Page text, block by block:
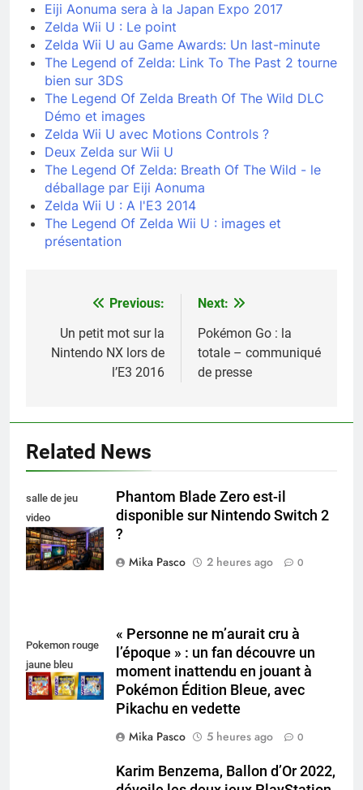
Eiji Aonuma sera à la Japan Expo 2017
Zelda Wii U : Le point
Zelda Wii U au Game Awards: Un last-minute
The Legend of Zelda: Link To The Past 2 tourne
bien sur 3DS
The Legend Of Zelda Breath Of The Wild DLC
Démo et images
Zelda Wii U avec Motions Controls ?
Deux Zelda sur Wii U
The Legend Of Zelda: Breath Of The Wild - le
déballage par Eiji Aonuma
Zelda Wii U : A l'E3 2014
The Legend Of Zelda Wii U : images et
présentation
Navigation
de
Previous:
Un petit mot sur la
Nintendo NX lors de
l’E3 2016
Next:
Pokémon Go : la
totale – communiqué
de presse
Related News
salle de jeu
video
collectionneur
Phantom Blade Zero est-il
disponible sur Nintendo Switch 2
?
Mika Pasco
2 heures ago 0
Pokemon rouge
jaune bleu
« Personne ne m’aurait cru à
l’époque » : un fan découvre un
moment inattendu en jouant à
Pokémon Édition Bleue, avec
Pikachu en vedette
Mika Pasco
5 heures ago 0
Karim Benzema, Ballon d’Or 2022,